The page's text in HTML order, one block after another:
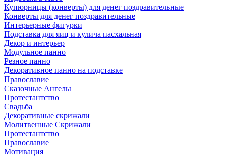
Купюрницы (конверты) для денег поздравительные
Конверты для денег поздравительные
Интерьерные фигурки
Подставка для яиц и кулича пасхальная
Декор и интерьер
Модульное панно
Резное панно
Декоративное панно на подставке
Православие
Сказочные Ангелы
Протестантство
Свадьба
Декоративные скрижали
Молитвенные Скрижали
Протестантство
Православие
Мотивация